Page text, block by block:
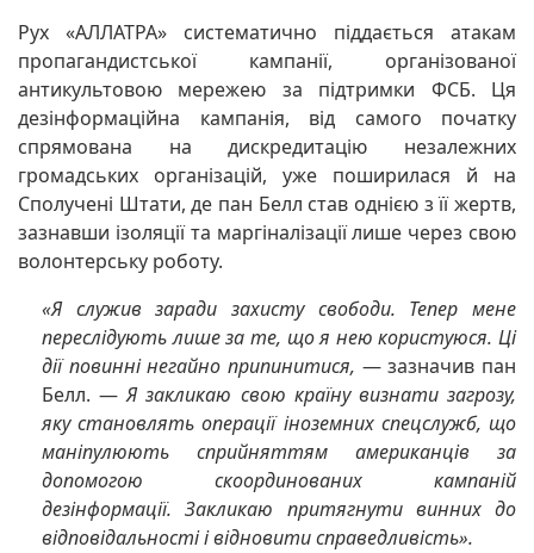
Рух «АЛЛАТРА» систематично піддається атакам
пропагандистської кампанії, організованої
антикультовою мережею за підтримки ФСБ. Ця
дезінформаційна кампанія, від самого початку
спрямована на дискредитацію незалежних
громадських організацій, уже поширилася й на
Сполучені Штати, де пан Белл став однією з її жертв,
зазнавши ізоляції та маргіналізації лише через свою
волонтерську роботу.
«Я служив заради захисту свободи. Тепер мене
переслідують лише за те, що я нею користуюся. Ці
дії повинні негайно припинитися, — зазначив пан
Белл. —Я закликаю свою країну визнати загрозу,
яку становлять операції іноземних спецслужб, що
маніпулюють сприйняттям американців за
допомогою скоординованих кампаній
дезінформації. Закликаю притягнути винних до
відповідальності і відновити справедливість».